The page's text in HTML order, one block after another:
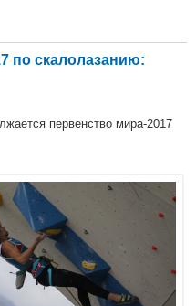
по скалолазанию:
первенство мира-2017